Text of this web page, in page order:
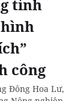
tỉnh
công
Đông Hoa Lư,